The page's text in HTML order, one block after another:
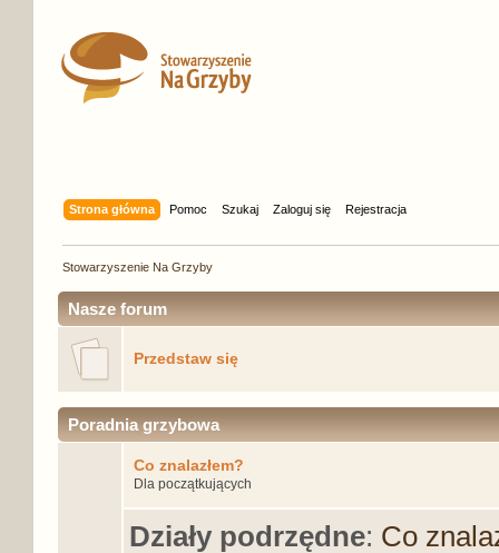
Strona główna Pomoc Szukaj Zaloguj się Rejestracja
Stowarzyszenie Na Grzyby
Nasze forum
Przedstaw się
Poradnia grzybowa
Co znalazłem?
Dla początkujących
Działy podrzędne: Co